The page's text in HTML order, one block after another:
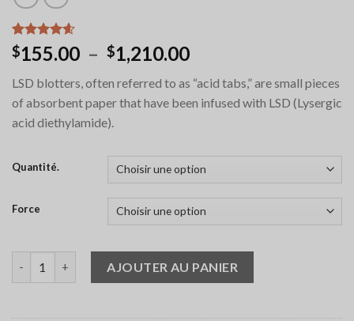
Noté 4.56
sur 5 basé
9
notations
client
$155.00 – $1,210.00Plage
prix :
$155.00
LSD blotters, often referred to as “acid tabs,” are small pieces
of absorbent paper that have been infused with LSD (Lysergic
acid diethylamide).
Quantité.
Force
AJOUTER AU PANIER